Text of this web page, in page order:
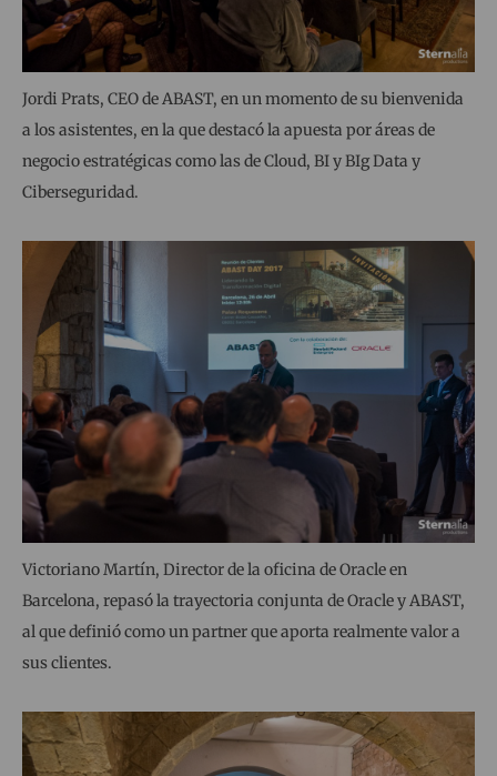
Jordi Prats, CEO de ABAST, en un momento de su bienvenida
a los asistentes, en la que destacó la apuesta por áreas de
negocio estratégicas como las de Cloud, BI y BIg Data y
Ciberseguridad.
Victoriano Martín, Director de la oficina de Oracle en
Barcelona, repasó la trayectoria conjunta de Oracle y ABAST,
al que definió como un partner que aporta realmente valor a
sus clientes.